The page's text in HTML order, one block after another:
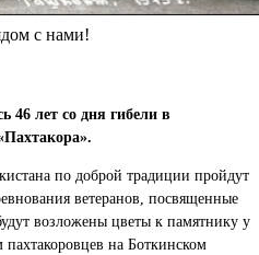
с нами!
46 лет со дня гибели в
по доброй традиции пройдут
ветеранов, посвященные
возложены цветы к памятнику у
на Боткинском